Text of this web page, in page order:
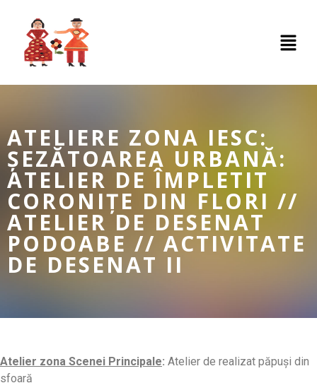
ATELIERE ZONA IESC:
ȘEZĂTOAREA URBANĂ:
ATELIER DE ÎMPLETIT
CORONIȚE DIN FLORI //
ATELIER DE DESENAT
PODOABE // ACTIVITATE
DE DESENAT II
Atelier zona Scenei Principale: Atelier de realizat păpuși din
sfoară